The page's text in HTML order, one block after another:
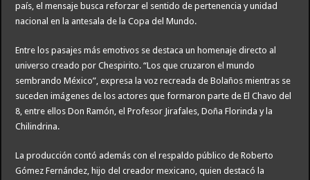
país, el mensaje busca reforzar el sentido de pertenencia y unidad
nacional en la antesala de la Copa del Mundo.
Entre los pasajes más emotivos se destaca un homenaje directo al
universo creado por Chespirito. “Los que cruzaron el mundo
sembrando México”, expresa la voz recreada de Bolaños mientras se
suceden imágenes de los actores que formaron parte de El Chavo del
8, entre ellos Don Ramón, el Profesor Jirafales, Doña Florinda y la
Chilindrina.
La producción contó además con el respaldo público de Roberto
Gómez Fernández, hijo del creador mexicano, quien destacó la